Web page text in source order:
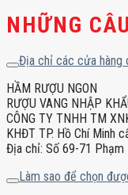
NHỮNG
Địa chỉ các cửa hàng
HẦM RƯỢU NGON
RƯỢU VANG NHẬP
CÔNG TY TNHH TM
KHĐT TP. Hồ Chí Minh
Địa chỉ: Số 69-71 Phạm
Làm sao để chọn